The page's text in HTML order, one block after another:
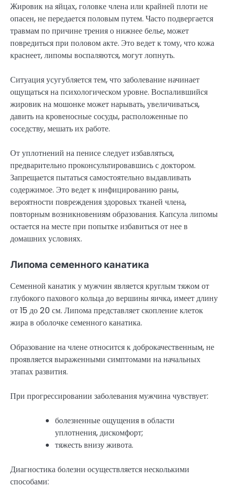
Жировик на яйцах, головке члена или крайней плоти не
опасен, не передается половым путем. Часто подвергается
травмам по причине трения о нижнее белье, может
повредиться при половом акте. Это ведет к тому, что кожа
краснеет, липомы воспаляются, могут лопнуть.
Ситуация усугубляется тем, что заболевание начинает
ощущаться на психологическом уровне. Воспалившийся
жировик на мошонке может нарывать, увеличиваться,
давить на кровеносные сосуды, расположенные по
соседству, мешать их работе.
От уплотнений на пенисе следует избавляться,
предварительно проконсультировавшись с доктором.
Запрещается пытаться самостоятельно выдавливать
содержимое. Это ведет к инфицированию раны,
вероятности повреждения здоровых тканей члена,
повторным возникновениям образования. Капсула липомы
остается на месте при попытке избавиться от нее в
домашних условиях.
Липома семенного канатика
Семенной канатик у мужчин является круглым тяжом от
глубокого пахового кольца до вершины яичка, имеет длину
от 15 до 20 см. Липома представляет скопление клеток
жира в оболочке семенного канатика.
Образование на члене относится к доброкачественным, не
проявляется выраженными симптомами на начальных
этапах развития.
При прогрессировании заболевания мужчина чувствует:
болезненные ощущения в области
уплотнения, дискомфорт;
тяжесть внизу живота.
Диагностика болезни осуществляется несколькими
способами: